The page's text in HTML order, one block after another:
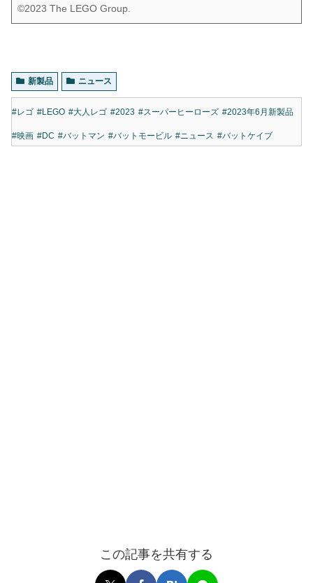
©2023 The LEGO Group.
新製品 ニュース
#レゴ #LEGO #大人レゴ #2023 #スーパーヒーローズ #2023年6月新製品
#映画 #DC #バットマン #バットモービル #ニュース #バットケイブ
この記事を共有する